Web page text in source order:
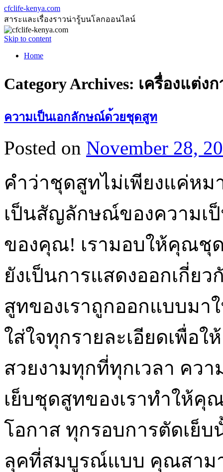
cfclife-kenya.com
สาระและเรื่องราวน่ารู้บนโลกออนไลน์
Skip to content
Home
Category Archives: เครื่องแต่งก
ความเป็นเอกลักษณ์ด้วยชุดสูท
Posted on November 28,
คำว่าชุดสูทไม่เพียงแค่หม
เป็นสัญลักษณ์ของความเ
ของคุณ! เรามอบให้คุณชุ
ยังเป็นการแสดงออกเกี่ย
สูทของเราถูกออกแบบมา
ใส่ใจทุกรายละเอียดเพื่อ
สวยงามทุกที่ทุกเวลา คว
เย็บชุดสูทของเราทำให้
โอกาส ทุกรอบการตัดเย็
ลุคที่สมบูรณ์แบบ คุณสาม